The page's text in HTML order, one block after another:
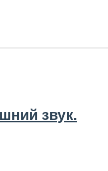
звук.